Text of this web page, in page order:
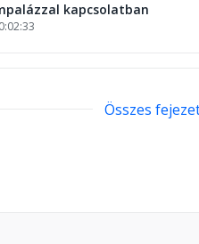
kapcsolatban
Összes